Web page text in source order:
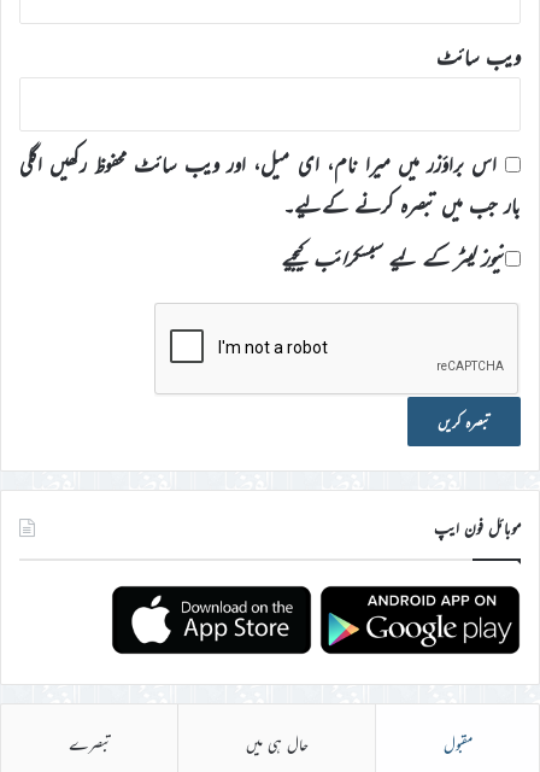
ویب‌ سائٹ
اس براؤزر میں میرا نام، ای میل، اور ویب سائٹ محفوظ رکھیں اگلی
بار جب میں تبصرہ کرنے کےلیے۔
نیوز لیٹر کے لیے سبسکرائب کیجیے
موبائل فون ایپ
مقبول حال ہی میں تبصرے